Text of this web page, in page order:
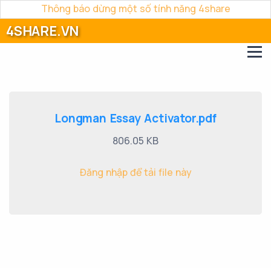
Thông báo dừng một số tính năng 4share
4SHARE.VN
Longman Essay Activator.pdf
806.05 KB
Đăng nhập để tải file này